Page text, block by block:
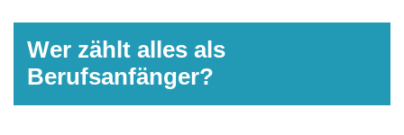
Wer zählt alles als
Berufsanfänger?